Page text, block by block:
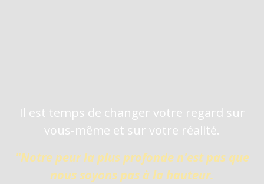
Il est temps de changer votre regard sur
vous-même et sur votre réalité.
"Notre peur la plus profonde n'est pas que
nous soyons pas à la hauteur.